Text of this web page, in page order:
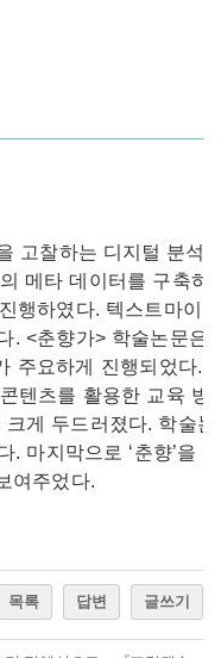
고찰하는 디지털 분석
메타 데이터를 구축
행하였다. 텍스트마이
. <춘향가> 학술논문
주요하게 진행되었다.
텐츠를 활용한 교육
게 두드러졌다. 학술
. 마지막으로 ‘춘향’을
여주었다.
목록 답변 글쓰기